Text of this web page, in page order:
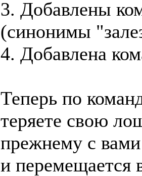
3. Добавлены
(синонимы
4. Добавлена
Теперь по
теряете свою
прежнему с вами
и перемещается